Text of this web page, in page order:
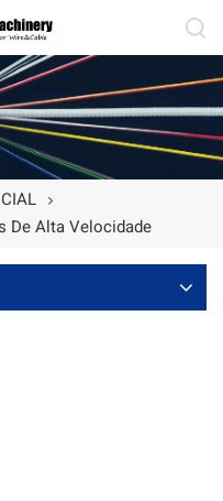
De Alta Velocidade